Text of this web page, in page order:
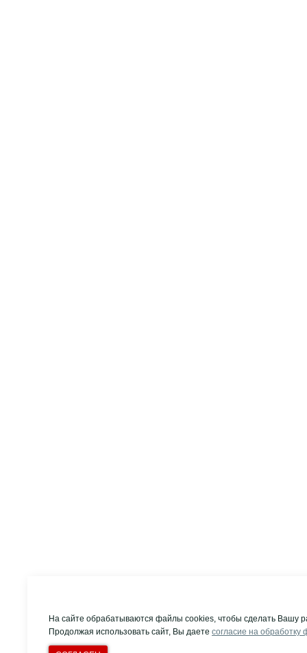
На сайте обрабатываются файлы cookies, чтобы сделать Вашу
Продолжая использовать сайт, Вы даете согласие на обработку